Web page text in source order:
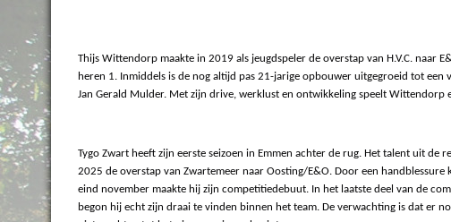
Thijs Wittendorp maakte in 2019 als jeugdspeler de overstap van H.V.C. naar
heren 1. Inmiddels is de nog altijd pas 21-jarige opbouwer uitgegroeid tot
Jan Gerald Mulder. Met zijn drive, werklust en ontwikkeling speelt Wittendorp
Tygo Zwart heeft zijn eerste seizoen in Emmen achter de rug. Het talent uit de
2025 de overstap van Zwartemeer naar Oosting/E&O. Door een
eind november maakte hij zijn competitiedebuut. In het laatste deel van de
begon hij echt zijn draai te vinden binnen het team. De verwachting is dat er